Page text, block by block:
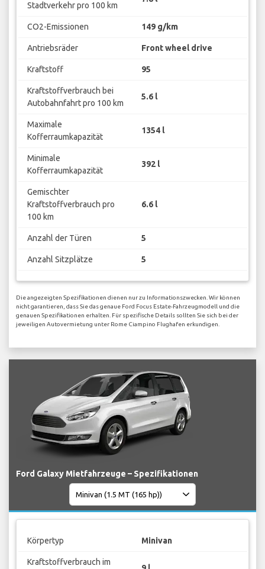
Stadtverkehr pro 100 km
CO2-Emissionen 149 g/km
Antriebsräder Front wheel drive
Kraftstoff 95
Kraftstoffverbrauch bei
Autobahnfahrt pro 100 km
5.6 l
Maximale
Kofferraumkapazität
1354 l
Minimale
Kofferraumkapazität
392 l
Gemischter
Kraftstoffverbrauch pro
100 km
6.6 l
Anzahl der Türen 5
Anzahl Sitzplätze 5
Die angezeigten Spezifikationen dienen nur zu Informationszwecken. Wir können
nicht garantieren, dass Sie das genaue Ford Focus Estate-Fahrzeugmodell und die
genauen Spezifikationen erhalten. Für spezifische Details sollten Sie sich bei der
jeweiligen Autovermietung unter Rome Ciampino Flughafen erkundigen.
Ford Galaxy Mietfahrzeuge – Spezifikationen
Körpertyp Minivan
Kraftstoffverbrauch im